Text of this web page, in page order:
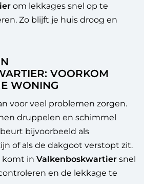
om lekkages snel op te
Zo blijft je huis droog en
VOORKOM
WONING
voor veel problemen zorgen.
druppelen en schimmel
bijvoorbeeld als
of als de dakgoot verstopt zit.
komt in Valkenboskwartier snel
en de lekkage te